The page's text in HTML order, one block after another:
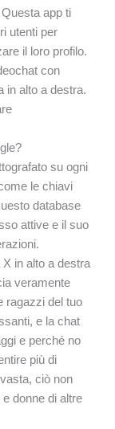
app ti
utenti per
il loro profilo.
con
in alto a destra.
su ogni
le chiavi
database
attive e il suo
X in alto a destra
veramente
ragazzi del tuo
e la chat
e perché no
più di
ciò non
donne di altre